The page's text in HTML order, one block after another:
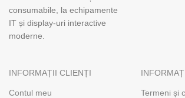
consumabile, la echipamente
IT și display-uri interactive
moderne.
INFORMAȚII CLIENȚI
Contul meu Termeni și